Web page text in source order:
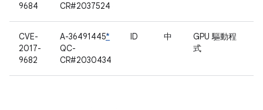
9684
CR#2037524
CVE-
2017-
9682
A-36491445*
QC-
CR#2030434
ID 中
GPU 驅動程
式